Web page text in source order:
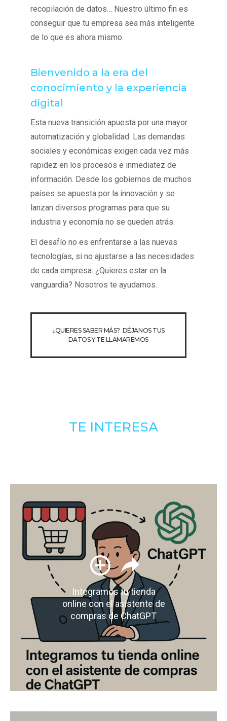
recopilación de datos… Nuestro último fin es
conseguir que tu empresa sea más inteligente
de lo que es ahora mismo.
Bienvenido a la era del
conocimiento y la experiencia
digital
Esta nueva transición apuesta por una mayor
automatización y globalidad. Las demandas
sociales y económicas exigen cada vez más
rapidez en los procesos e inmediatez de
información. Desde los gobiernos de muchos
países se apuesta por la innovación y se
lanzan diversos programas para que su
industria y economía no se queden atrás.
El desafío no es enfrentarse a las nuevas
tecnologías, si no ajustarse a las necesidades
de cada empresa. ¿Quieres estar en la
vanguardia? Nosotros te ayudamos.
¿QUIERES SABER MÁS? DÉJANOS TUS
DATOS Y TE LLAMAREMOS
TE INTERESA
Integramos tu tienda
online con el asistente de
compras de ChatGPT